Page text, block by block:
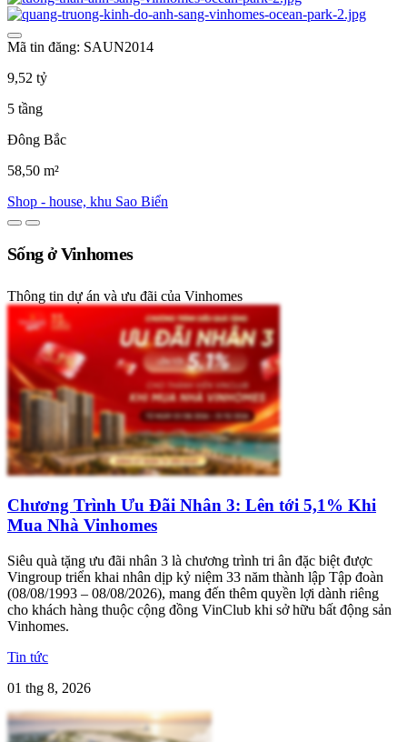
Mã tin đăng: SAUN2014
9,52 tỷ
5 tầng
Đông Bắc
58,50 m²
Shop - house, khu Sao Biển
Sống ở Vinhomes
Thông tin dự án và ưu đãi của Vinhomes
Chương Trình Ưu Đãi Nhân 3: Lên tới 5,1% Khi
Mua Nhà Vinhomes
Siêu quà tặng ưu đãi nhân 3 là chương trình tri ân đặc biệt được
Vingroup triển khai nhân dịp kỷ niệm 33 năm thành lập Tập đoàn
(08/08/1993 – 08/08/2026), mang đến thêm quyền lợi dành riêng
cho khách hàng thuộc cộng đồng VinClub khi sở hữu bất động sản
Vinhomes.
Tin tức
01 thg 8, 2026